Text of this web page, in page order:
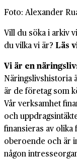
Foto: Alexander
Vill du söka i arkiv
du vilka vi är? Läs
Vi är en
Näringslivshistoria
är de företag som
Vår verksamhet
och
finansieras av
oberoende och är
någon